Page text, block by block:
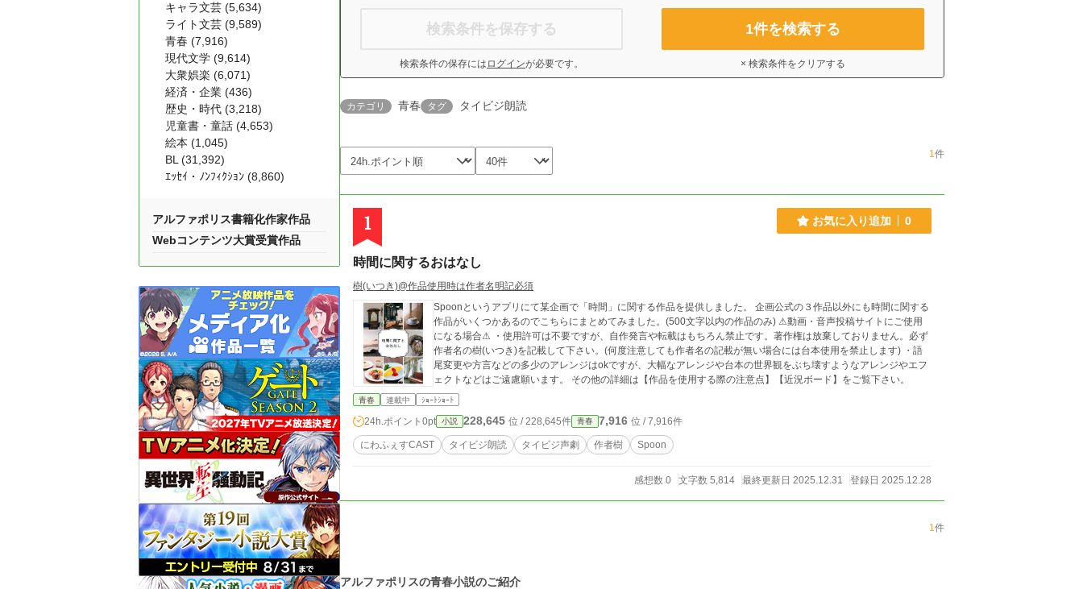
検索条件を保存する
検索条件の保存には ログインが必要です。
1件を検索する
× 検索条件をクリアする
カテゴリ 青春 タグ タイビジ朗読
1件
1 お気に入り追加 0
時間に関するおはなし
樹(いつき)@作品使用時は作者名明記必須
Spoonというアプリにて某企画で「時間」に関する作品を提供しました。 企画公式の３作品以外にも時間に関する
作品がいくつかあるのでこちらにまとめてみました。(500文字以内の作品のみ) ⚠動画・音声投稿サイトにご使用
になる場合⚠ ・使用許可は不要ですが、自作発言や転載はもちろん禁止です。著作権は放棄しておりません。必ず
作者名の樹(いつき)を記載して下さい。(何度注意しても作者名の記載が無い場合には台本使用を禁止します) ・語
尾変更や方言などの多少のアレンジはokですが、大幅なアレンジや台本の世界観をぶち壊すようなアレンジやエフ
ェクトなどはご遠慮願います。 その他の詳細は【作品を使用する際の注意点】【近況ボード】をご覧下さい。
青春 連載中 ｼｮｰﾄｼｮｰﾄ
24h.ポイント 0pt 小説 228,645 位 / 228,645件 青春 7,916 位 / 7,916件
にわふぇすCAST タイビジ朗読 タイビジ声劇 作者樹 Spoon
感想数 0 文字数 5,814 最終更新日 2025.12.31 登録日 2025.12.28
1件
アルファポリスの青春小説のご紹介
キャラ文芸 (5,634)
ライト文芸 (9,589)
青春 (7,916)
現代文学 (9,614)
大衆娯楽 (6,071)
経済・企業 (436)
歴史・時代 (3,218)
児童書・童話 (4,653)
絵本 (1,045)
BL (31,392)
ｴｯｾｲ・ﾉﾝﾌｨｸｼｮﾝ (8,860)
アルファポリス書籍化作家作品
Webコンテンツ大賞受賞作品